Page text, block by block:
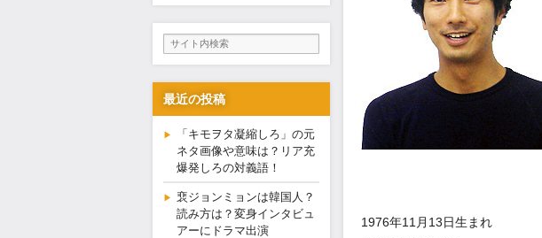
1976年11月13日生まれ
最近の投稿
「キモヲタ凝縮しろ」の元
ネタ画像や意味は？リア充
爆発しろの対義語！
裵ジョンミョンは韓国人？
読み方は？変身インタビュ
アーにドラマ出演